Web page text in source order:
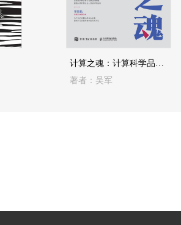
计算之魂：计算科学品位和认知进阶
著者：吴军